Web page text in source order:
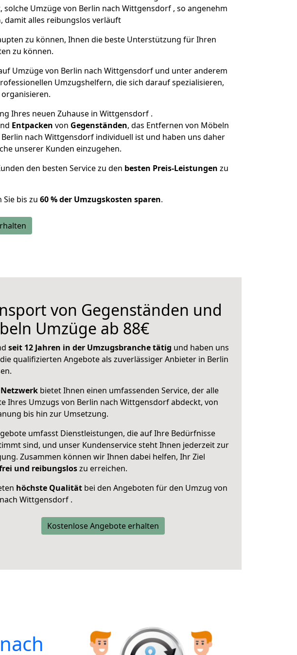
Umzüge von Berlin nach Wittgensdorf , so angenehm
, damit alles reibungslos verläuft
zu können, Ihnen die beste Unterstützung für Ihren
zu können.
Umzüge von Berlin nach Wittgensdorf und unter anderem
Umzugshelfern, die sich darauf spezialisieren,
Ihres neuen Zuhause in Wittgensdorf .
Entpacken von Gegenständen, das Entfernen von Möbeln
nach Wittgensdorf individuell ist und haben uns daher
unserer Kunden einzugehen.
den besten Service zu den besten Preis-Leistungen zu
bis zu 60 % der Umzugskosten sparen.
von Gegenständen und
Umzüge ab 88€
seit 12 Jahren in der Umzugsbranche tätig und haben uns
qualifizierten Angebote als zuverlässiger Anbieter in Berlin
Netzwerk bietet Ihnen einen umfassenden Service, der alle
Ihres Umzugs von Berlin nach Wittgensdorf abdeckt, von
bis hin zur Umsetzung.
umfasst Dienstleistungen, die auf Ihre Bedürfnisse
sind, und unser Kundenservice steht Ihnen jederzeit zur
Zusammen können wir Ihnen dabei helfen, Ihr Ziel
und reibungsloszu erreichen.
höchste Qualität bei den Angeboten für den Umzug von
Wittgensdorf .
Kostenlose Angebote erhalten